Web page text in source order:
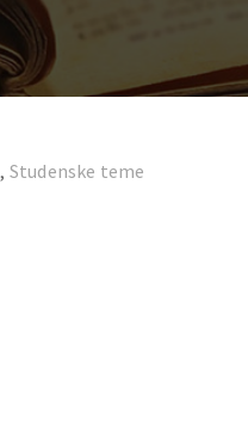
, Studenske teme